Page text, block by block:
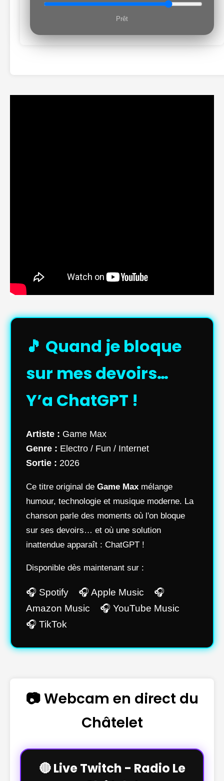
Prêt
🎵 Quand je bloque
sur mes devoirs…
Y’a ChatGPT !
Artiste : Game Max
Genre : Electro / Fun / Internet
Sortie : 2026
Ce titre original de Game Max mélange
humour, technologie et musique moderne. La
chanson parle des moments où l'on bloque
sur ses devoirs… et où une solution
inattendue apparaît : ChatGPT !
Disponible dès maintenant sur :
🎧 Spotify 🎧 Apple Music 🎧
Amazon Music 🎧 YouTube Music
🎧 TikTok
📷 Webcam en direct du
Châtelet
🔴 Live Twitch - Radio Le